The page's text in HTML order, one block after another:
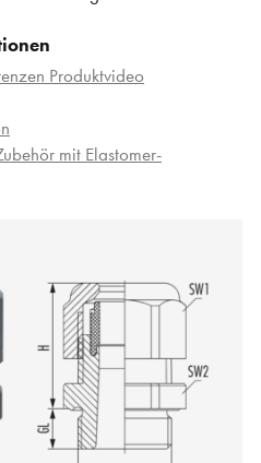
Produktvideo
mit Elastomer-